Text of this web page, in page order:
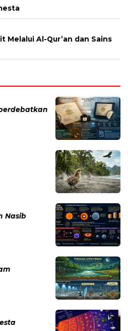
Melalui Al-Qur’an dan Sains
Nasib